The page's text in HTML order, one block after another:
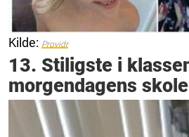
Kilde: Providr
13. Stiligste i
morgendagens